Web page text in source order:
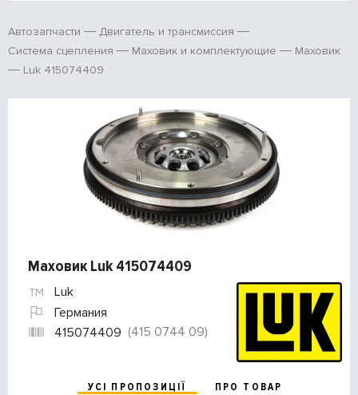
Автозапчасти
Двигатель и трансмиссия
Система сцепления
Маховик и комплектующие
Маховик
Luk 415074409
Маховик Luk 415074409
Luk
Германия
415074409 (415 0744 09)
УСІ ПРОПОЗИЦІЇ
ПРО ТОВАР